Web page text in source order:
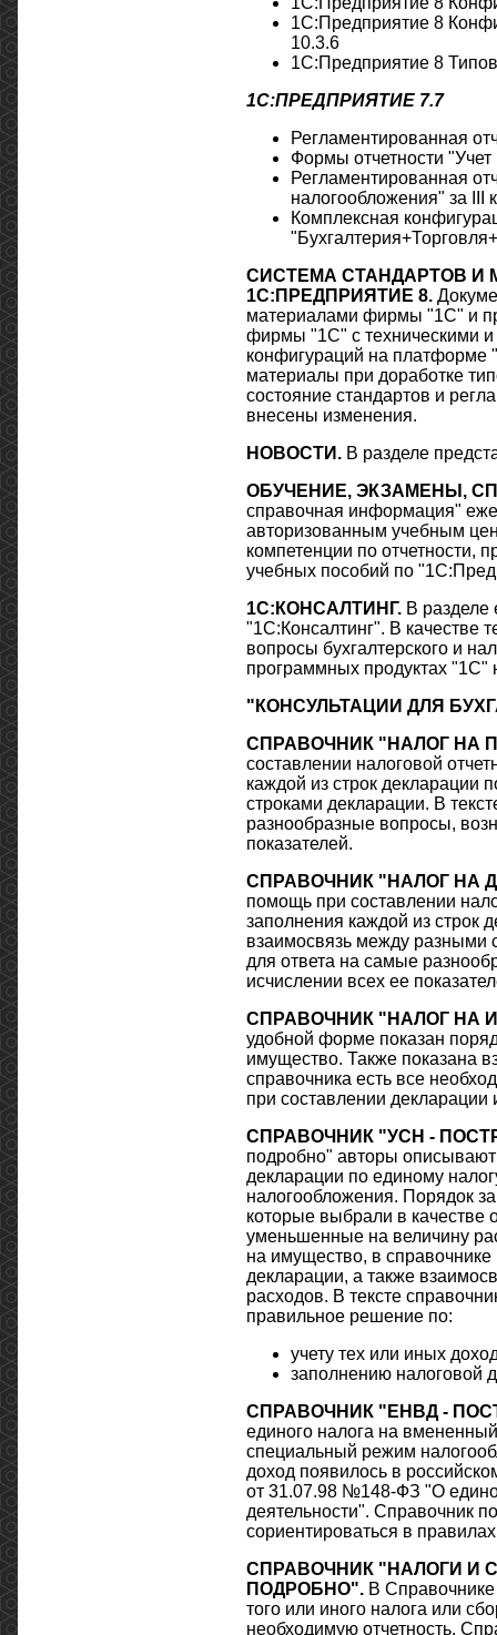
1С:Предприятие 8
10.3.6
1С:Предприятие 8
1С:ПРЕДПРИЯТИЕ 7.7
Регламентированная
Формы отчетности
Регламентированная
налогообложения" за III
Комплексная
СИСТЕМА СТАНДАРТОВ И
1С:ПРЕДПРИЯТИЕ 8.
материалами фирмы "1С" и
фирмы "1С" с техническими
конфигураций на платформе
материалы при доработке
состояние стандартов и
внесены изменения.
НОВОСТИ.В разделе
ОБУЧЕНИЕ, ЭКЗАМЕНЫ,
справочная информация"
авторизованным учебным
компетенции по отчетности,
учебных пособий по
1С:КОНСАЛТИНГ.В разделе
"1С:Консалтинг". В качестве
вопросы бухгалтерского и
программных продуктах "1С"
"КОНСУЛЬТАЦИИ ДЛЯ
СПРАВОЧНИК "НАЛОГ НА
составлении налоговой
каждой из строк декларации
строками декларации. В
разнообразные вопросы,
показателей.
СПРАВОЧНИК "НАЛОГ НА
помощь при составлении
заполнения каждой из строк
взаимосвязь между разными
для ответа на самые
исчислении всех ее
СПРАВОЧНИК "НАЛОГ НА
удобной форме показан
имущество. Также показана
справочника есть все
при составлении декларации
СПРАВОЧНИК "УСН -
подробно" авторы описывают
декларации по единому
налогообложения. Порядок
которые выбрали в качестве
уменьшенные на величину
на имущество, в
декларации, а также
расходов. В тексте
правильное решение по:
учету тех или иных
заполнению налоговой
СПРАВОЧНИК "ЕНВД -
единого налога на
специальный режим
доход появилось в
от 31.07.98 №148-ФЗ "О
деятельности". Справочник
сориентироваться в
СПРАВОЧНИК "НАЛОГИ И
ПОДРОБНО". В
того или иного налога или
необходимую отчетность.